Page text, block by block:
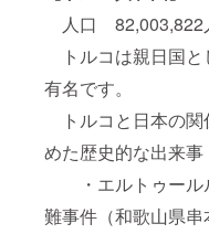
人口 82,003,822
トルコは親日国と
有名です。
トルコと日本の関
めた歴史的な出来事
・エルトゥール
難事件（和歌山県串